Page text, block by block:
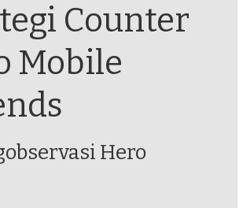
Counter
Mobile
Hero